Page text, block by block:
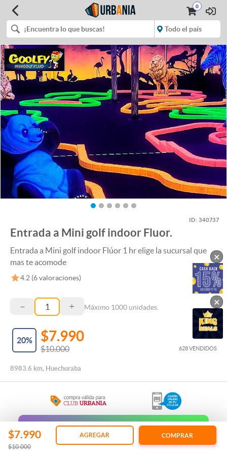
0
ID:340737
Entrada a Mini golf indoor Fluor.
Entrada a Mini golf indoor Flúor 1 hr elige la sucursal que
mas te acomode
4.2 (6 valoraciones)
– + Máximo 1000 unidades.
20% $7.990
$10.000 628 VENDIDOS
8983.6 km, Huechuraba
Regala esta Experiencia
$7.990
$10.000
AGREGAR COMPRAR
×
×